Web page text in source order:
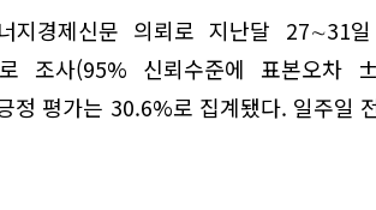
지경제신문 의뢰로 지난달 27∼31
조사(95% 신뢰수준에 표본오차
정 평가는 30.6%로 집계됐다. 일주일